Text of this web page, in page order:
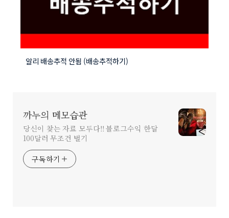
알리 배송추적 안됨 (배송추적하기)
까누의 메모습관
당신이 찾는 자료 모두다!! 블로그수익 한달
100달러 무조건 벌기
구독하기